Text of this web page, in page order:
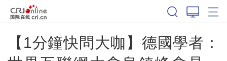
【1分鐘快問大咖】德國學者：